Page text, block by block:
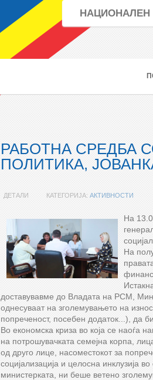
НАЦИОНАЛЕН
РАБОТНА СРЕДБА
ПОЛИТИКА,
ДЕТАЛИ КАТЕГОРИЈА: АКТИВНОСТИ
На
На
доставувавме до Владата на РСМ,
однесуваат на зголемувањето на
попреченост, посебен додаток...), да
Во економска криза во која се наоѓа
на потрошувачката семејна корпа,
од друго лице, насоместокот за
социјализација и целосна инклузија
министерката, ни беше ветено